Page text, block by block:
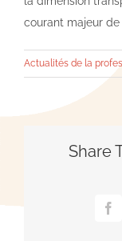
courant majeur
Actualités de la
Share